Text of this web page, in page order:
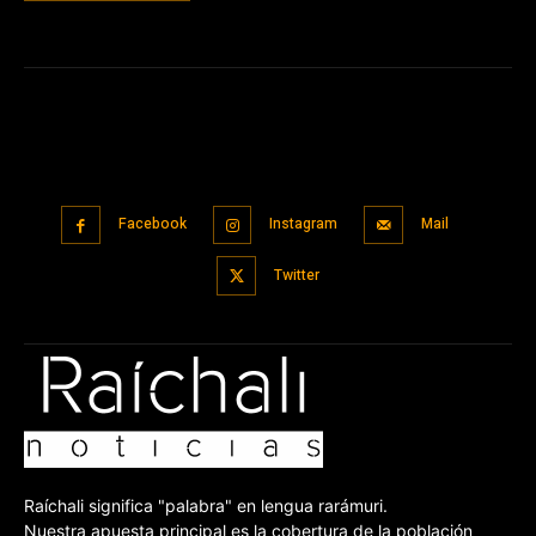
Facebook Instagram Mail
Twitter
Raíchali significa "palabra" en lengua rarámuri.
Nuestra apuesta principal es la cobertura de la población